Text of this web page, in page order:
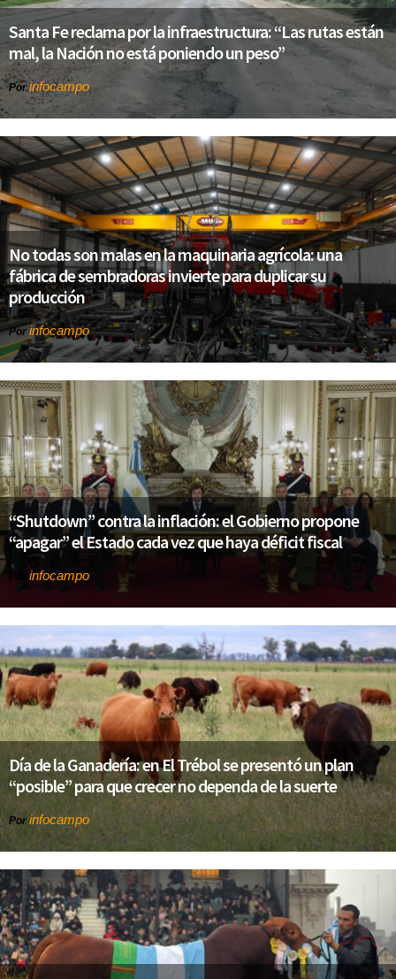
Santa Fe reclama por la infraestructura: “Las rutas están
mal, la Nación no está poniendo un peso”
Porinfocampo
No todas son malas en la maquinaria agrícola: una
fábrica de sembradoras invierte para duplicar su
producción
Por infocampo
“Shutdown” contra la inflación: el Gobierno propone
“apagar” el Estado cada vez que haya déficit fiscal
Por infocampo
Día de la Ganadería: en El Trébol se presentó un plan
“posible” para que crecer no dependa de la suerte
Por infocampo